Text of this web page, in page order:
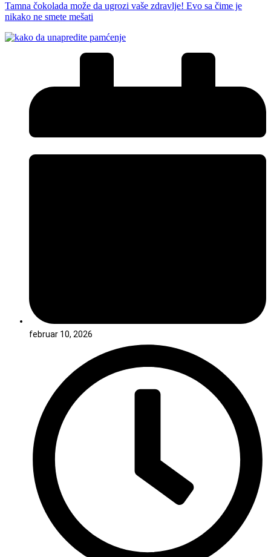
Tamna čokolada može da ugrozi vaše zdravlje! Evo sa čime je
nikako ne smete mešati
februar 10, 2026